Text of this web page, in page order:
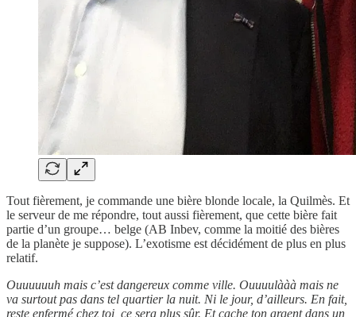
Tout fièrement, je commande une bière blonde locale, la Quilmès. Et
le serveur de me répondre, tout aussi fièrement, que cette bière fait
partie d’un groupe… belge (AB Inbev, comme la moitié des bières
de la planète je suppose). L’exotisme est décidément de plus en plus
relatif.
Ouuuuuuh mais c’est dangereux comme ville. Ouuuulààà mais ne
va surtout pas dans tel quartier la nuit. Ni le jour, d’ailleurs. En fait,
reste enfermé chez toi, ce sera plus sûr. Et cache ton argent dans un